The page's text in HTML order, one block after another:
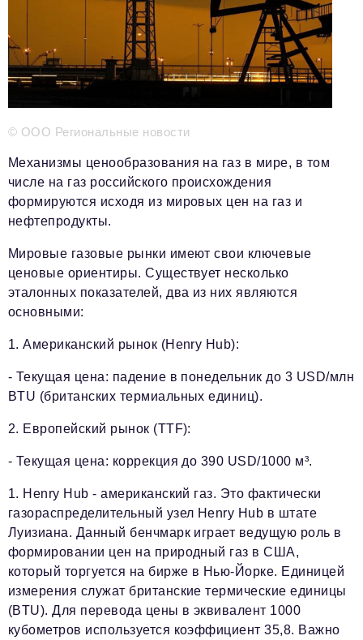
info@business-magazine.online
Отдел рекламы
reklama@business-magazine.online
Отдел распространения/редакционная подписка
podpiska@business-magazine.online
partner@business-magazine.online
© ООО Региональные новости
Механизмы ценообразования на газ в мире, в том
числе на газ российского происхождения
формируются исходя из мировых цен на газ и
нефтепродукты.
Мировые газовые рынки имеют свои ключевые
ценовые ориентиры. Существует несколько
эталонных показателей, два из них являются
основными:
1. Американский рынок (Henry Hub):
- Текущая цена: падение в понедельник до 3 USD/млн
BTU (британских термиальных единиц).
2. Европейский рынок (TTF):
- Текущая цена: коррекция до 390 USD/1000 м³.
1. Henry Hub - американский газ. Это фактически
газораспределительный узел Henry Hub в штате
Луизиана. Данный бенчмарк играет ведущую роль в
формировании цен на природный газ в США,
который торгуется на бирже в Нью-Йорке. Единицей
измерения служат британские термические единицы
(BTU). Для перевода цены в эквивалент 1000
кубометров используется коэффициент 35,8. Важно